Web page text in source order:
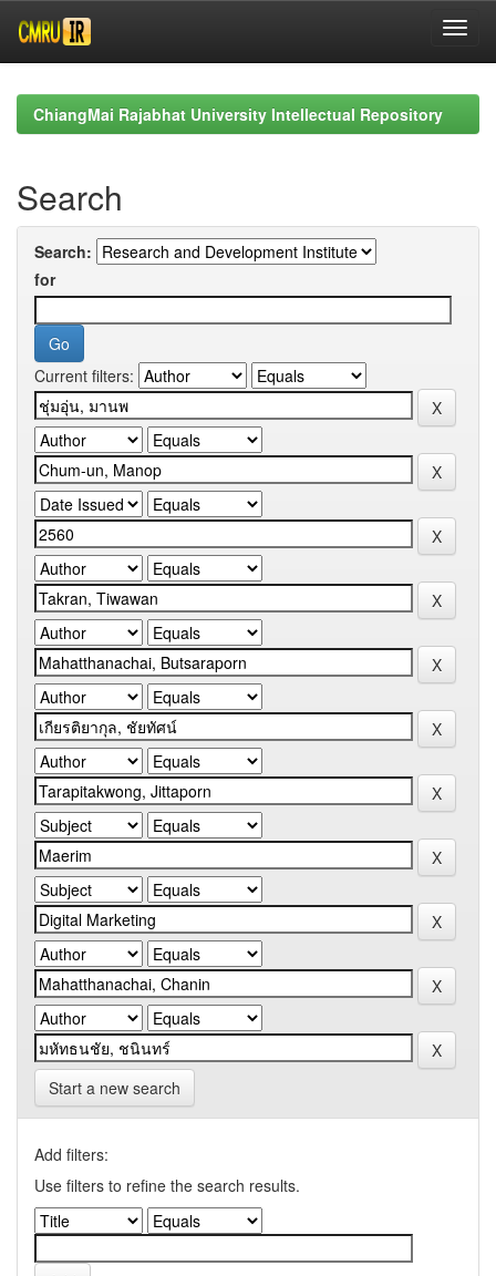
navigationChiangMai Rajabhat University Intellectual Repository
Search
Search:
for
Current filters:
Start a new search
Add filters:
Use filters to refine the search results.